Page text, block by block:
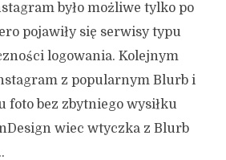
było możliwe tylko po
pojawiły się serwisy typu
logowania. Kolejnym
z popularnym Blurb i
bez zbytniego wysiłku
wiec wtyczka z Blurb